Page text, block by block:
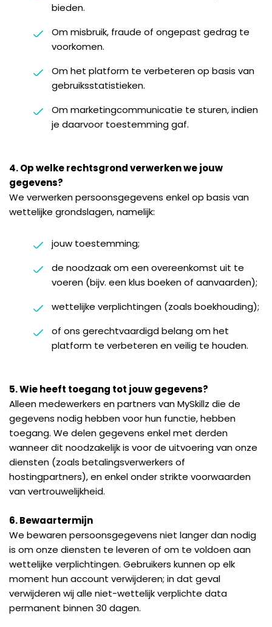
bieden.
Om misbruik, fraude of ongepast gedrag te
voorkomen.
Om het platform te verbeteren op basis van
gebruiksstatistieken.
Om marketingcommunicatie te sturen, indien
je daarvoor toestemming gaf.
4. Op welke rechtsgrond verwerken we jouw
gegevens?
We verwerken persoonsgegevens enkel op basis van
wettelijke grondslagen, namelijk:
jouw toestemming;
de noodzaak om een overeenkomst uit te
voeren (bijv. een klus boeken of aanvaarden);
wettelijke verplichtingen (zoals boekhouding);
of ons gerechtvaardigd belang om het
platform te verbeteren en veilig te houden.
5. Wie heeft toegang tot jouw gegevens?
Alleen medewerkers en partners van MySkillz die de
gegevens nodig hebben voor hun functie, hebben
toegang. We delen gegevens enkel met derden
wanneer dit noodzakelijk is voor de uitvoering van onze
diensten (zoals betalingsverwerkers of
hostingpartners), en enkel onder strikte voorwaarden
van vertrouwelijkheid.
6. Bewaartermijn
We bewaren persoonsgegevens niet langer dan nodig
is om onze diensten te leveren of om te voldoen aan
wettelijke verplichtingen. Gebruikers kunnen op elk
moment hun account verwijderen; in dat geval
verwijderen wij alle niet-wettelijk verplichte data
permanent binnen 30 dagen.